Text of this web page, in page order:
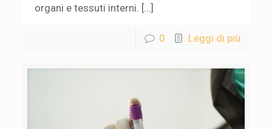
organi e tessuti interni. […]
0 Leggi di più